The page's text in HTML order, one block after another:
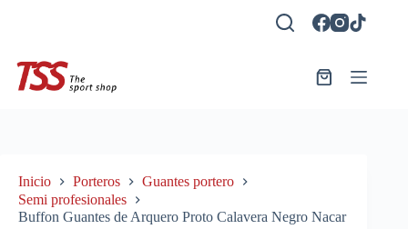
Carro
Inicio Porteros
Guantes portero
Semi profesionales
Buffon Guantes de Arquero Proto Calavera Negro Nacar